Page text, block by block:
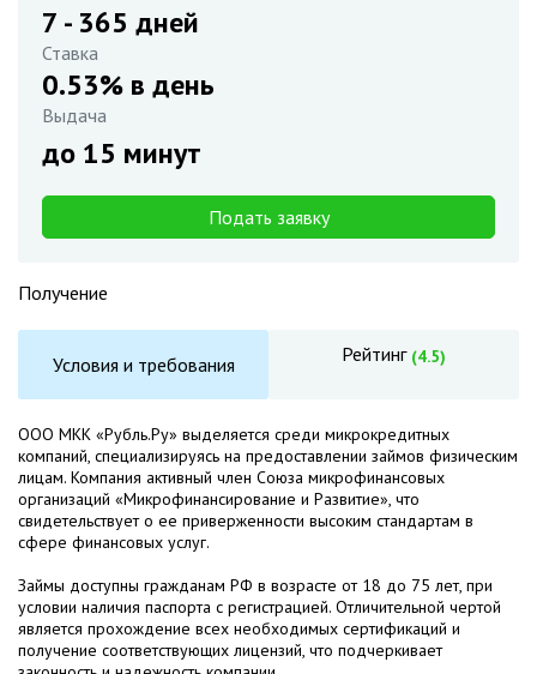
7 - 365 дней
Ставка
0.53% в день
Выдача
до 15 минут
Подать заявку
Получение
Условия и требования Рейтинг (4.5)
ООО МКК «Рубль.Ру» выделяется среди микрокредитных
компаний, специализируясь на предоставлении займов физическим
лицам. Компания активный член Союза микрофинансовых
организаций «Микрофинансирование и Развитие», что
свидетельствует о ее приверженности высоким стандартам в
сфере финансовых услуг.
Займы доступны гражданам РФ в возрасте от 18 до 75 лет, при
условии наличия паспорта с регистрацией. Отличительной чертой
является прохождение всех необходимых сертификаций и
получение соответствующих лицензий, что подчеркивает